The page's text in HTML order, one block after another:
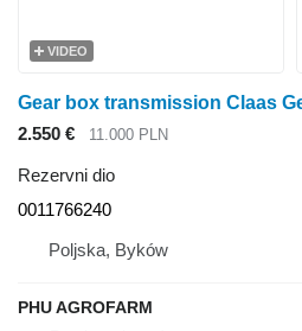
VIDEO
2.550 € 11.000 PLN
Rezervni dio
0011766240
Poljska, Byków
PHU AGROFARM